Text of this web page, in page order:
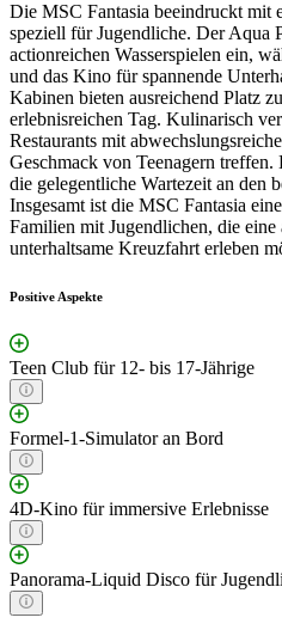
Die MSC Fantasia beeindruckt mit
speziell für Jugendliche. Der Aqua
actionreichen Wasserspielen ein,
und das Kino für spannende
Kabinen bieten ausreichend Platz
erlebnisreichen Tag. Kulinarisch
Restaurants mit
Geschmack von Teenagern
die gelegentliche Wartezeit an den
Insgesamt ist die MSC Fantasia
Familien mit Jugendlichen, die eine
unterhaltsame Kreuzfahrt erleben
Positive Aspekte
Teen Club für 12- bis 17-Jährige
Formel-1-Simulator an Bord
4D-Kino für immersive Erlebnisse
Panorama-Liquid Disco für